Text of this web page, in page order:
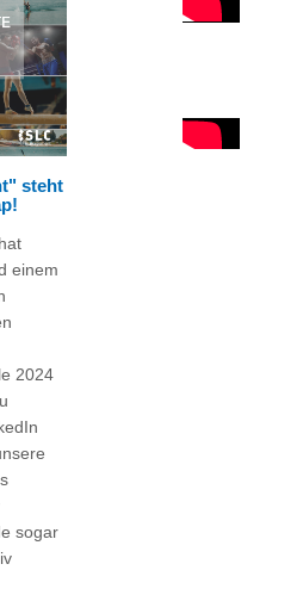
steht
einem
2024
sogar